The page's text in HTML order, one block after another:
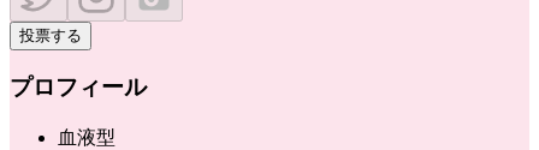
投票する
プロフィール
血液型